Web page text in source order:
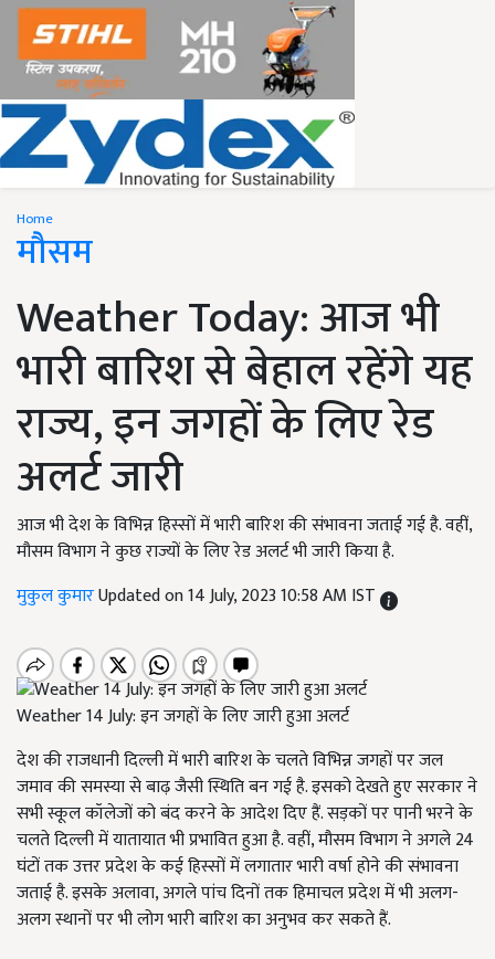
Home
मौसम
Weather Today: आज भी
भारी बारिश से बेहाल रहेंगे यह
राज्य, इन जगहों के लिए रेड
अलर्ट जारी
आज भी देश के विभिन्न हिस्सों में भारी बारिश की संभावना जताई गई है. वहीं,
मौसम विभाग ने कुछ राज्यों के लिए रेड अलर्ट भी जारी किया है.
मुकुल कुमारUpdated on 14 July, 2023 10:58 AM IST
Weather 14 July: इन जगहों के लिए जारी हुआ अलर्ट
देश की राजधानी दिल्ली में भारी बारिश के चलते विभिन्न जगहों पर जल
जमाव की समस्या से बाढ़ जैसी स्थिति बन गई है. इसको देखते हुए सरकार ने
सभी स्कूल कॉलेजों को बंद करने के आदेश दिए हैं. सड़कों पर पानी भरने के
चलते दिल्ली में यातायात भी प्रभावित हुआ है. वहीं, मौसम विभाग ने अगले 24
घंटों तक उत्तर प्रदेश के कई हिस्सों में लगातार भारी वर्षा होने की संभावना
जताई है. इसके अलावा, अगले पांच दिनों तक हिमाचल प्रदेश में भी अलग-
अलग स्थानों पर भी लोग भारी बारिश का अनुभव कर सकते हैं.